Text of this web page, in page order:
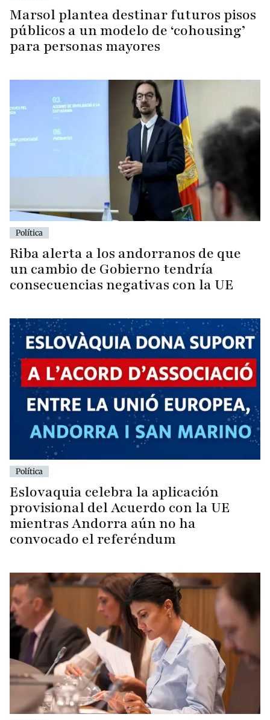
Marsol plantea destinar futuros pisos
públicos a un modelo de ‘cohousing’
para personas mayores
Política
Riba alerta a los andorranos de que
un cambio de Gobierno tendría
consecuencias negativas con la UE
Política
Eslovaquia celebra la aplicación
provisional del Acuerdo con la UE
mientras Andorra aún no ha
convocado el referéndum